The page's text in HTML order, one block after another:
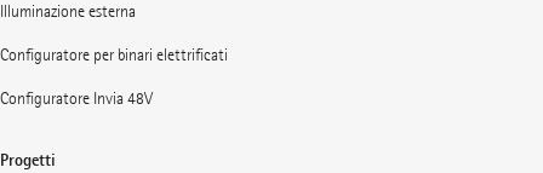
Illuminazione esterna
Configuratore per binari elettrificati
Configuratore Invia 48V
Progetti